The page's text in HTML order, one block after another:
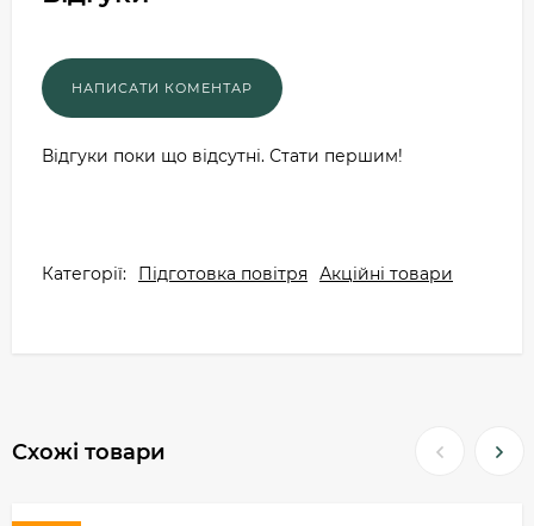
Відгуки поки що відсутні. Стати першим!
Категорії: Підготовка повітря Акційні товари
Схожі товари